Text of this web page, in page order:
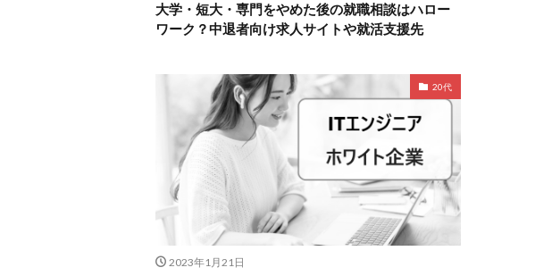
大学・短大・専門をやめた後の就職相談はハロー
ワーク？中退者向け求人サイトや就活支援先
20代
2023年1月21日